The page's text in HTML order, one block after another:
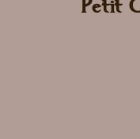
Petit